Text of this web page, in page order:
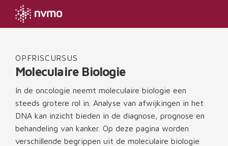
OPFRISCURSUS
Moleculaire Biologie
In de oncologie neemt moleculaire biologie een
steeds grotere rol in. Analyse van afwijkingen in het
DNA kan inzicht bieden in de diagnose, prognose en
behandeling van kanker. Op deze pagina worden
verschillende begrippen uit de moleculaire biologie